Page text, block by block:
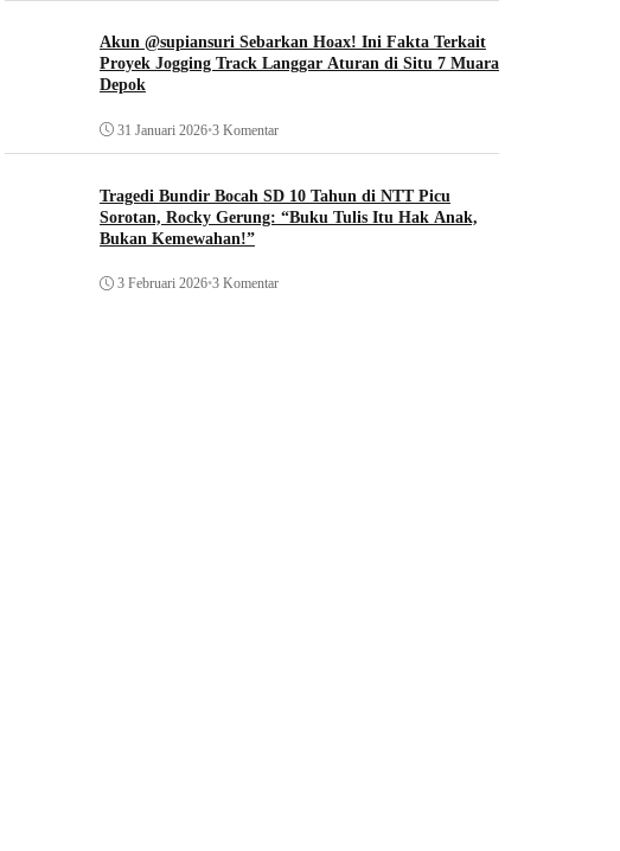
Akun @supiansuri Sebarkan Hoax! Ini Fakta Terkait
Proyek Jogging Track Langgar Aturan di Situ 7 Muara
Depok
31 Januari 2026•3 Komentar
Tragedi Bundir Bocah SD 10 Tahun di NTT Picu
Sorotan, Rocky Gerung: “Buku Tulis Itu Hak Anak,
Bukan Kemewahan!”
3 Februari 2026•3 Komentar